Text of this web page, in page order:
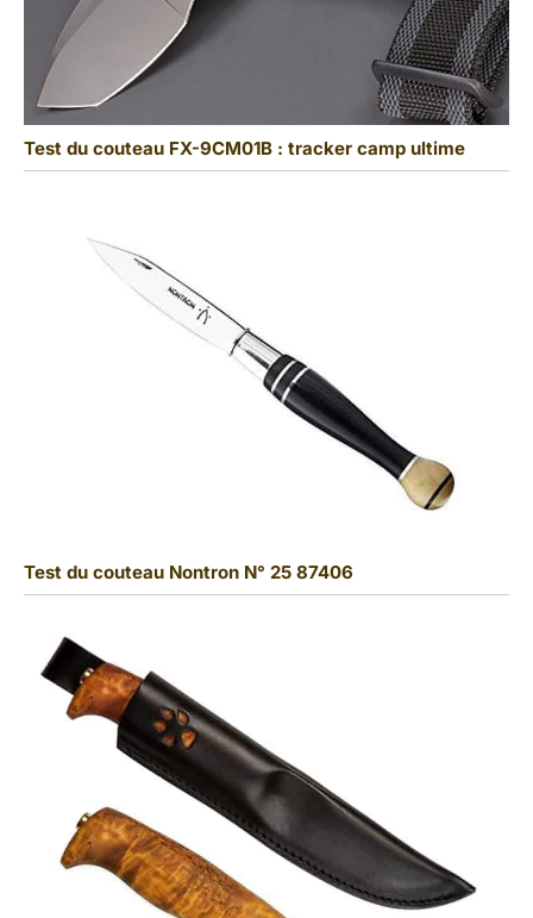
Test du couteau FX-9CM01B : tracker camp ultime
Test du couteau Nontron N° 25 87406